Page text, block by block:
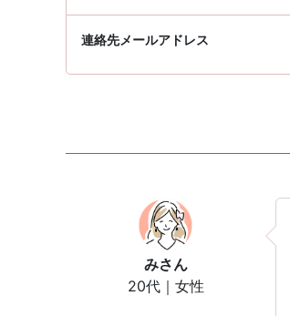
連絡先メールアドレス
みさん
20代｜女性